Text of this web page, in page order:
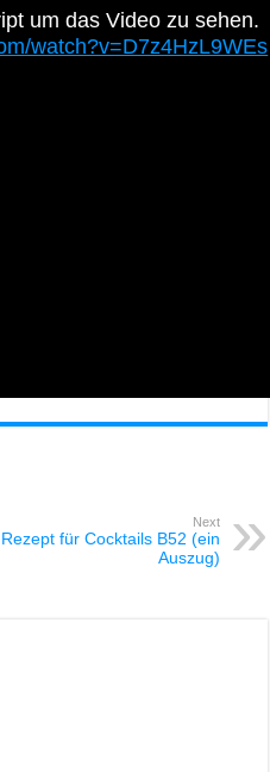
um das Video zu sehen.
watch?v=D7z4HzL9WEs
Next
Rezept für Cocktails B52 (ein
Auszug)